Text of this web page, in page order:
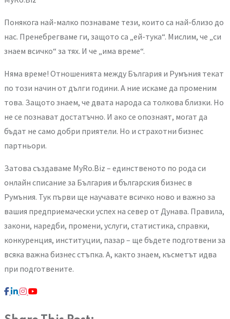
Понякога най-малко познаваме тези, които са най-близо до
нас. Пренебрегваме ги, защото са „ей-тука“. Мислим, че „си
знаем всичко“ за тях. И че „има време“.
Няма време! Отношенията между България и Румъния текат
по този начин от дълги години. А ние искаме да променим
това. Защото знаем, че двата народа са толкова близки. Но
не се познават достатъчно. И ако се опознаят, могат да
бъдат не само добри приятели. Но и страхотни бизнес
партньори.
Затова създаваме MyRo.Biz – единственото по рода си
онлайн списание за България и българския бизнес в
Румъния. Тук първи ще научавате всичко ново и важно за
вашия предприемачески успех на север от Дунава. Правила,
закони, наредби, промени, услуги, статистика, справки,
конкуренция, институции, пазар – ще бъдете подготвени за
всяка важна бизнес стъпка. А, както знаем, късметът идва
при подготвените.